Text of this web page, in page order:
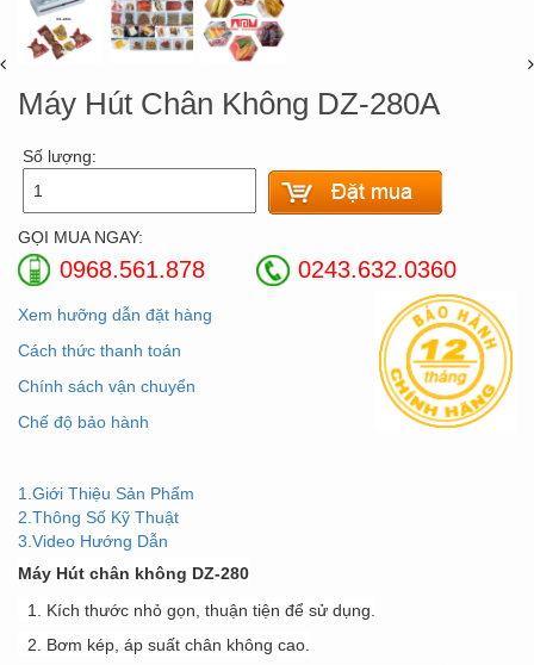
Máy Hút Chân Không DZ-280A
Số lượng:
GỌI MUA NGAY:
0968.561.878 0243.632.0360
Xem hưỡng dẫn đặt hàng
Cách thức thanh toán
Chính sách vận chuyển
Chế độ bảo hành
1.Giới Thiệu Sản Phẩm
2.Thông Số Kỹ Thuật
3.Video Hướng Dẫn
Máy Hút chân không DZ-280
1. Kích thước nhỏ gọn, thuận tiện để sử dụng.
2. Bơm kép, áp suất chân không cao.